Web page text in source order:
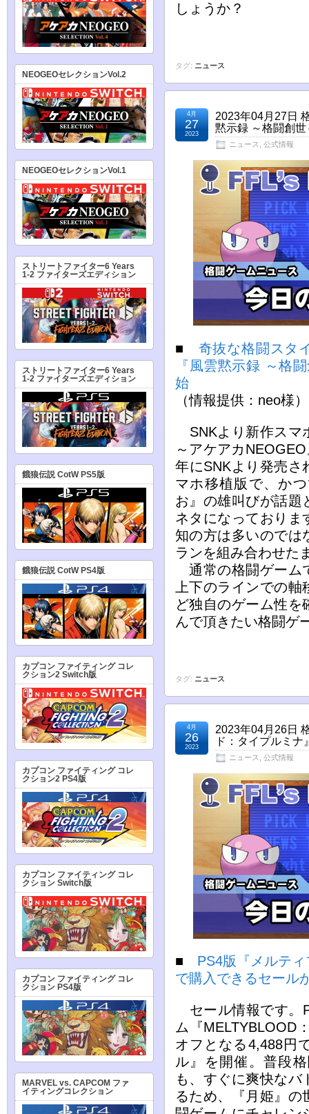
しょうか？
タグ: ニュース
2023年04月27日
黙示録 ～格闘創
ニュース 公式情報
4月
27
2023
■ 奇抜な格闘スタ
『風雲黙示録 ～格
始
（情報提供：neo様）
SNKより新作スマ
～アケアカ
年にSNKより発売さ
マホ移植版で、か
お』の雄叫びが話題
ネタになっておりま
知の方は多いのでは
ランを組み合わせた
通常の格闘ゲーム
上下のラインでの
ど独自のゲーム性
んで頂きたい格闘ゲ
タグ: ニュース
2023年04月26日
ド：タイプルミ
ニュース 公式情報
4月
26
2023
■ PS4版『メルテ
で購入できるセール
セール情報です。
ム『MELTYBLOOD
オフとなる4,488円
ル』を開催。普段
も、すぐに爽快な
るため、『月姫』の
NEOGEOセレクションVol.2
NEOGEOセレクションVol.1
ストリートファイター6 Years
1-2 ファイターズエディション
ストリートファイター6 Years
1-2 ファイターズエディション
餓狼伝説 CotW PS5版
餓狼伝説 CotW PS4版
カプコン ファイティング コレ
クション2 Switch版
カプコン ファイティング コレ
クション2 PS4版
カプコン ファイティング コレ
クション Switch版
カプコン ファイティング コレ
クション PS4版
MARVEL vs. CAPCOM ファ
イティングコレクション